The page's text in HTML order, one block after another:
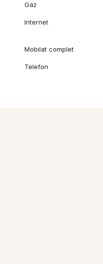
Gaz
Internet
Mobilat complet
Telefon